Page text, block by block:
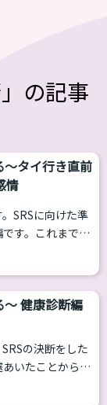
の記事
～タイ行き直前
情
SRSに向けた準
す。これまで急
たことなどをつ
前編・中編はこち
23567/ そ
イへの出発まで
ても精神的な負
～ 健康診断編
の決断をした
いたことから手